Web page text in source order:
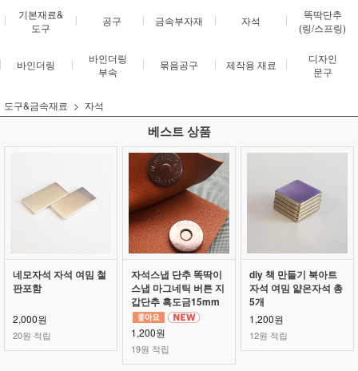
기본재료&
도구
공구 금속부자재 자석
똑딱단추
(링/스프링)
바인더링
바인더링
부속
묶음공구 제작용 재료
디자인
문구
도구&금속재료 자석
베스트 상품
네모자석 자석 여밈 철
판포함
2,000원
20원 적립
자석스냅 단추 똑딱이
스냅 마그네틱 버튼 지
갑단추 흑도금15mm
1,200원
19원 적립
diy 책 만들기 북아트
자석 여밈 얇은자석 총
5개
1,200원
12원 적립